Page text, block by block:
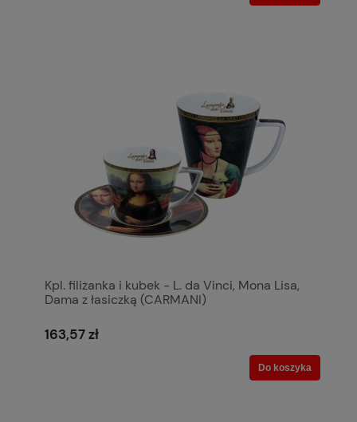
Kpl. filiżanka i kubek - L. da Vinci, Mona Lisa,
Dama z łasiczką (CARMANI)
163,57 zł
Do koszyka